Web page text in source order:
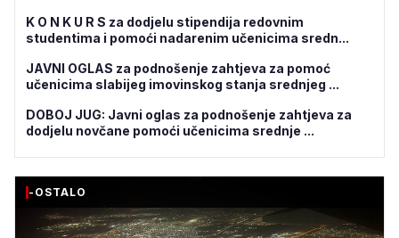
K O N K U R S za dodjelu stipendija redovnim
studentima i pomoći nadarenim učenicima sredn...
JAVNI OGLAS za podnošenje zahtjeva za pomoć
učenicima slabijeg imovinskog stanja srednjeg ...
DOBOJ JUG: Javni oglas za podnošenje zahtjeva za
dodjelu novčane pomoći učenicima srednje ...
-OSTALO